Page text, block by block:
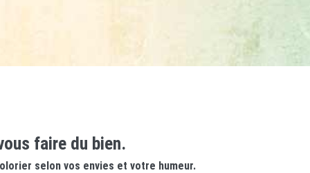
faire du bien.
selon vos envies et votre humeur.